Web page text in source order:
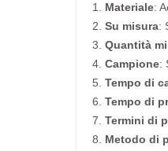
1. Materiale:
2. Su misura:
3. Quantità
4. Campione:
5. Tempo di
6. Tempo di
7. Termini di
8. Metodo di